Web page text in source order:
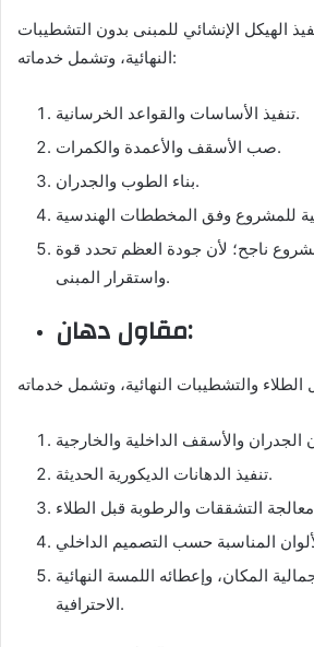
الهيكل الإنشائي للمبنى بدون التشطيبات
النهائية، وتشمل خدماته:
تنفيذ الأساسات والقواعد الخرسانية.
صب الأسقف والأعمدة والكمرات.
بناء الطوب والجدران.
ناجح؛ لأن جودة العظم تحدد قوة
واستقرار المبنى.
مقاول دهان:
تنفيذ الدهانات الديكورية الحديثة.
المكان، وإعطائه اللمسة النهائية
الاحترافية.